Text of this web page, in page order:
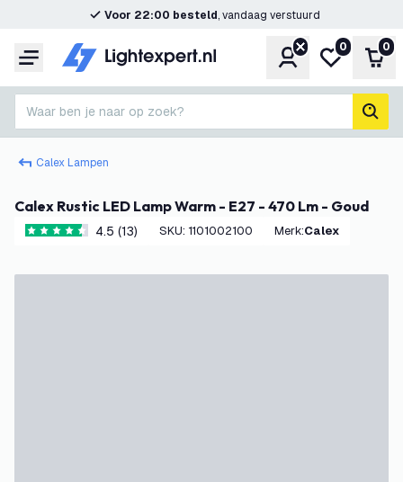
Voor 22:00 besteld, vandaag verstuurd
Menu Account
Mijn
0 0
Waar ben je naar op zoek?
Calex Lampen
Calex Rustic LED Lamp Warm - E27 - 470 Lm - Goud
4.5 score sterren
4.5 (13) SKU: 1101002100 Merk: Calex